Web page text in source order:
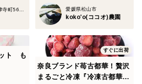
愛媛県松山市
koko'o(ココオ)農園
ト も
すぐに出荷
奈良ブランド苺古都華！贅沢
まるごと冷凍『冷凍古都華』